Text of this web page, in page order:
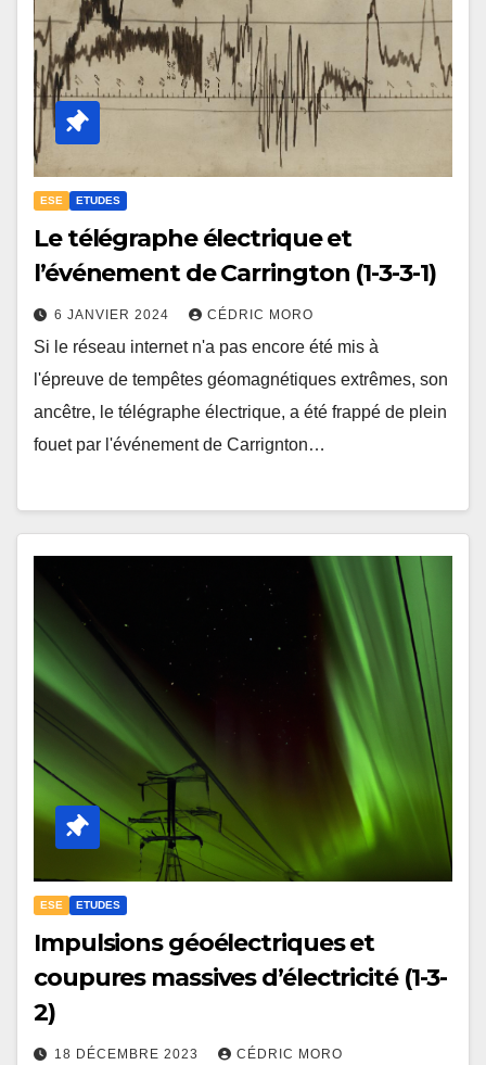
ESE ETUDES
Le télégraphe électrique et
l’événement de Carrington (1-3-3-1)
6 JANVIER 2024 CÉDRIC MORO
Si le réseau internet n'a pas encore été mis à
l'épreuve de tempêtes géomagnétiques extrêmes, son
ancêtre, le télégraphe électrique, a été frappé de plein
fouet par l'événement de Carrignton…
ESE ETUDES
Impulsions géoélectriques et
coupures massives d’électricité (1-3-
2)
18 DÉCEMBRE 2023 CÉDRIC MORO